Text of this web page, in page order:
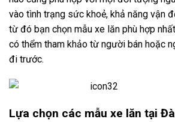
vào tình trạng sức khoẻ, khả năng vận
từ đó bạn chọn mẫu xe lăn phù hợp
có thểm tham khảo từ người bán hoặc
đi trước.
Lựa chọn các mẫu xe lăn tại